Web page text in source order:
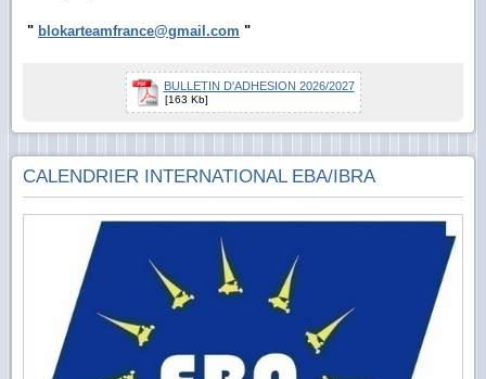
" blokarteamfrance@gmail.com "
BULLETIN D'ADHESION 2026/2027
[163 Kb]
CALENDRIER INTERNATIONAL EBA/IBRA